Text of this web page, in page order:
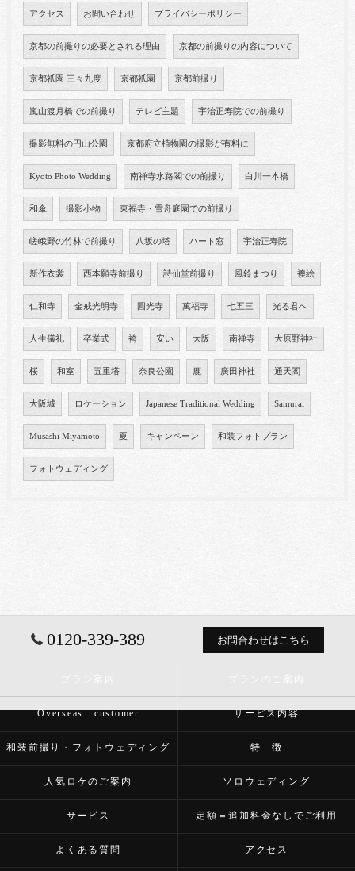
アクセス お問い合わせ プライバシーポリシー
京都の前撮りの必要とされる理由 京都の前撮りの内容について
京都祇園 三々九度 京都祇園 京都前撮り
嵐山渡月橋での前撮り テレビ主題 宇治正寿院での前撮り
撮影無料の円山公園 京都府立植物園の撮影が有料に
Kyoto Photo Wedding 南禅寺水路閣での前撮り 白川一本橋
和傘 撮影小物 東福寺・雪舟庭園での前撮り
嵯峨野の竹林で前撮り 八坂の塔 ハート窓 宇治正寿院
新作衣裳 西本願寺前撮り 詩仙堂前撮り 風鈴まつり 襖絵
仁和寺 金戒光明寺 圓光寺 萬福寺 七五三 光る君へ
人生儀礼 卒業式 袴 安い 大阪 南禅寺 大原野神社
桜 和室 五重塔 奈良公園 鹿 廣田神社 通天閣
大阪城 ロケーション Japanese Traditional Wedding Samurai
Musashi Miyamoto 夏 キャンペーン 和装フォトプラン
フォトウェディング
0120-339-389 お問合わせはこちら
Overseas customer サービス内容
和装前撮り・フォトウェディング 特 徴
人気ロケのご案内 ソロウェディング
サービス 定額＝追加料金なしでご利用
よくある質問 アクセス